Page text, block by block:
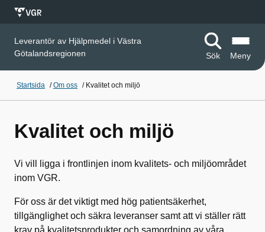
Leverantör av Hjälpmedel i Västra
Götalandsregionen
Sök Meny
Startsida /Om oss / Kvalitet och miljö
Kvalitet och miljö
Vi vill ligga i frontlinjen inom kvalitets- och miljöområdet
inom VGR.
För oss är det viktigt med hög patientsäkerhet,
tillgänglighet och säkra leveranser samt att vi ställer rätt
krav på kvalitetsprodukter och samordning av våra